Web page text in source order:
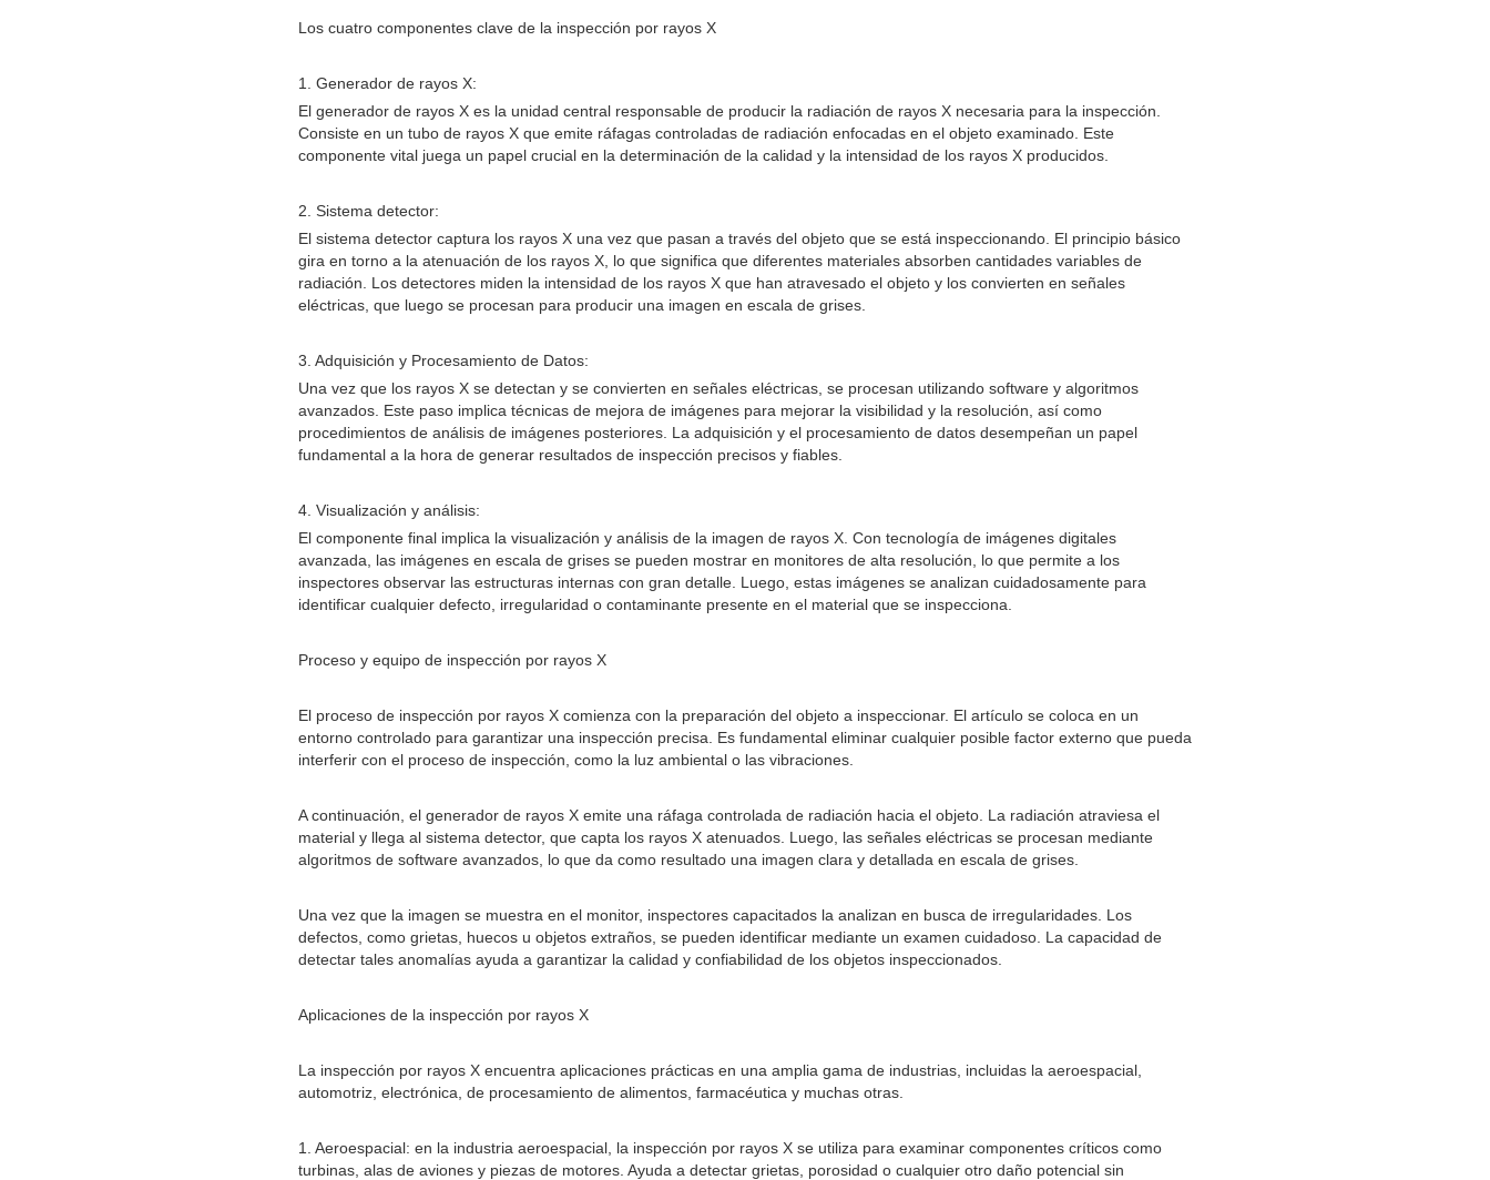
Los cuatro componentes clave de la inspección por rayos X
1. Generador de rayos X:
El generador de rayos X es la unidad central responsable de producir la radiación de rayos X necesaria para la inspección.
Consiste en un tubo de rayos X que emite ráfagas controladas de radiación enfocadas en el objeto examinado. Este
componente vital juega un papel crucial en la determinación de la calidad y la intensidad de los rayos X producidos.
2. Sistema detector:
El sistema detector captura los rayos X una vez que pasan a través del objeto que se está inspeccionando. El principio básico
gira en torno a la atenuación de los rayos X, lo que significa que diferentes materiales absorben cantidades variables de
radiación. Los detectores miden la intensidad de los rayos X que han atravesado el objeto y los convierten en señales
eléctricas, que luego se procesan para producir una imagen en escala de grises.
3. Adquisición y Procesamiento de Datos:
Una vez que los rayos X se detectan y se convierten en señales eléctricas, se procesan utilizando software y algoritmos
avanzados. Este paso implica técnicas de mejora de imágenes para mejorar la visibilidad y la resolución, así como
procedimientos de análisis de imágenes posteriores. La adquisición y el procesamiento de datos desempeñan un papel
fundamental a la hora de generar resultados de inspección precisos y fiables.
4. Visualización y análisis:
El componente final implica la visualización y análisis de la imagen de rayos X. Con tecnología de imágenes digitales
avanzada, las imágenes en escala de grises se pueden mostrar en monitores de alta resolución, lo que permite a los
inspectores observar las estructuras internas con gran detalle. Luego, estas imágenes se analizan cuidadosamente para
identificar cualquier defecto, irregularidad o contaminante presente en el material que se inspecciona.
Proceso y equipo de inspección por rayos X
El proceso de inspección por rayos X comienza con la preparación del objeto a inspeccionar. El artículo se coloca en un
entorno controlado para garantizar una inspección precisa. Es fundamental eliminar cualquier posible factor externo que pueda
interferir con el proceso de inspección, como la luz ambiental o las vibraciones.
A continuación, el generador de rayos X emite una ráfaga controlada de radiación hacia el objeto. La radiación atraviesa el
material y llega al sistema detector, que capta los rayos X atenuados. Luego, las señales eléctricas se procesan mediante
algoritmos de software avanzados, lo que da como resultado una imagen clara y detallada en escala de grises.
Una vez que la imagen se muestra en el monitor, inspectores capacitados la analizan en busca de irregularidades. Los
defectos, como grietas, huecos u objetos extraños, se pueden identificar mediante un examen cuidadoso. La capacidad de
detectar tales anomalías ayuda a garantizar la calidad y confiabilidad de los objetos inspeccionados.
Aplicaciones de la inspección por rayos X
La inspección por rayos X encuentra aplicaciones prácticas en una amplia gama de industrias, incluidas la aeroespacial,
automotriz, electrónica, de procesamiento de alimentos, farmacéutica y muchas otras.
1. Aeroespacial: en la industria aeroespacial, la inspección por rayos X se utiliza para examinar componentes críticos como
turbinas, alas de aviones y piezas de motores. Ayuda a detectar grietas, porosidad o cualquier otro daño potencial sin